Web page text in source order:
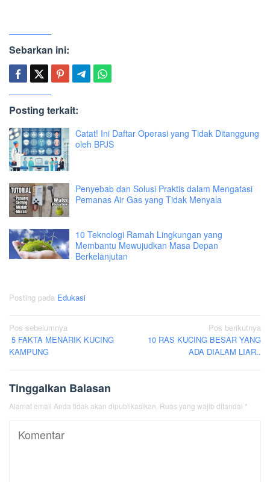
Sebarkan ini:
Posting terkait:
Catat! Ini Daftar Operasi yang Tidak Ditanggung
oleh BPJS
Penyebab dan Solusi Praktis dalam Mengatasi
Pemanas Air Gas yang Tidak Menyala
10 Teknologi Ramah Lingkungan yang
Membantu Mewujudkan Masa Depan
Berkelanjutan
Posting pada Edukasi
Navigasi
pos
Pos sebelumnya
5 FAKTA MENARIK KUCING
KAMPUNG
Pos berikutnya
10 RAS KUCING BESAR YANG
ADA DIALAM LIAR..
Tinggalkan Balasan
Alamat email Anda tidak akan dipublikasikan. Ruas yang wajib ditandai *